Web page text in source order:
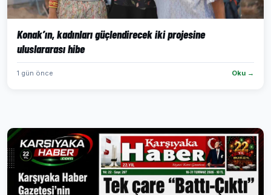
Konak’ın, kadınları güçlendirecek iki projesine
uluslararası hibe
1 gün önce Oku →